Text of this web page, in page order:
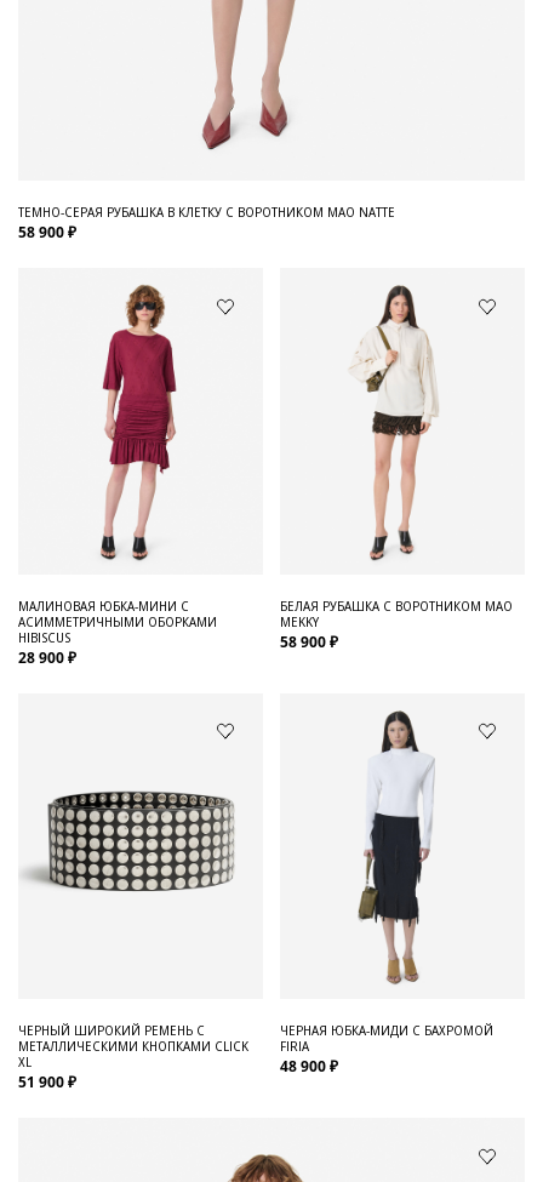
ТЕМНО-СЕРАЯ РУБАШКА В КЛЕТКУ С ВОРОТНИКОМ МАО NATTE
58 900 ₽
МАЛИНОВАЯ ЮБКА-МИНИ С
АСИММЕТРИЧНЫМИ ОБОРКАМИ
HIBISCUS
28 900 ₽
БЕЛАЯ РУБАШКА С ВОРОТНИКОМ МАО
MEKKY
58 900 ₽
ЧЕРНЫЙ ШИРОКИЙ РЕМЕНЬ С
МЕТАЛЛИЧЕСКИМИ КНОПКАМИ CLICK
XL
51 900 ₽
ЧЕРНАЯ ЮБКА-МИДИ С БАХРОМОЙ
FIRIA
48 900 ₽